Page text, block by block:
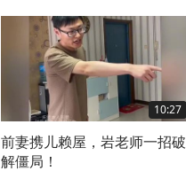
10:27
前妻携儿赖屋，岩老师一招破
解僵局！